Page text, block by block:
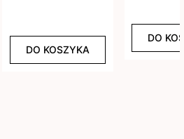
DO KOSZYKA
DO